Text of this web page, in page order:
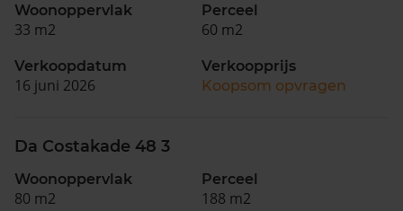
Woonoppervlak
33 m2
Perceel
60 m2
Verkoopdatum
16 juni 2026
Verkoopprijs
Koopsom opvragen
Da Costakade 48 3
Woonoppervlak
80 m2
Perceel
188 m2